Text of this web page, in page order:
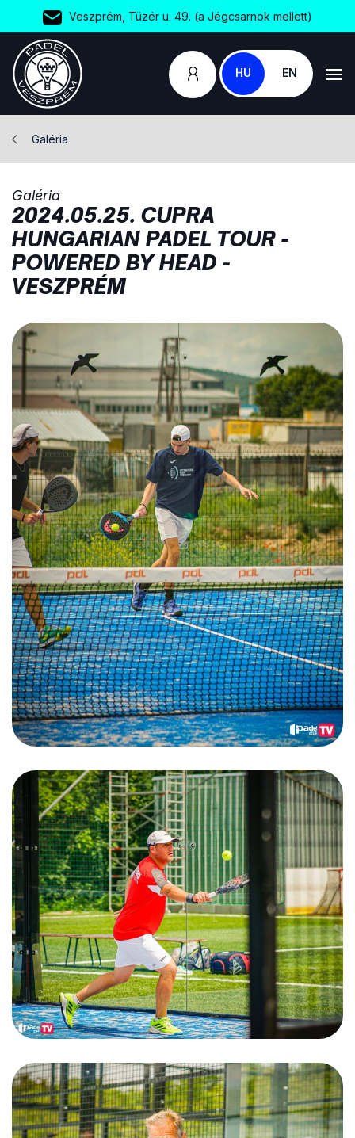
Veszprém, Tüzér u. 49. (a Jégcsarnok mellett)
HU EN
Galéria
Galéria
2024.05.25. CUPRA
HUNGARIAN PADEL TOUR -
POWERED BY HEAD -
VESZPRÉM